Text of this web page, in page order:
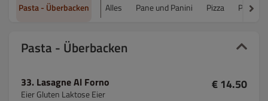
Pasta - Überbacken Alles Pane und Panini Pizza Pasta -
Pasta - Überbacken
33. Lasagne Al Forno
Eier Gluten Laktose Eier
€ 14.50